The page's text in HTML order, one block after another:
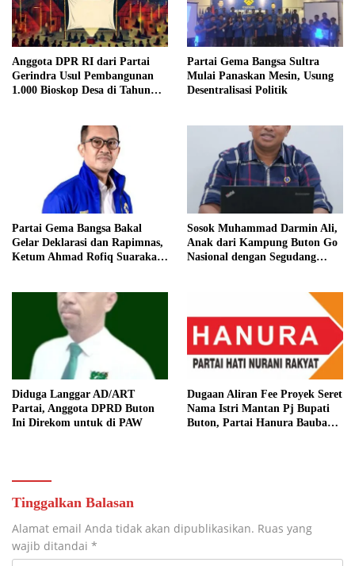
Anggota DPR RI dari Partai
Gerindra Usul Pembangunan
1.000 Bioskop Desa di Tahun
Partai Gema Bangsa Sultra
Mulai Panaskan Mesin, Usung
Desentralisasi Politik
Partai Gema Bangsa Bakal
Gelar Deklarasi dan Rapimnas,
Ketum Ahmad Rofiq Suarakan
Sosok Muhammad Darmin Ali,
Anak dari Kampung Buton Go
Nasional dengan Segudang
Diduga Langgar AD/ART
Partai, Anggota DPRD Buton
Ini Direkom untuk di PAW
Dugaan Aliran Fee Proyek Seret
Nama Istri Mantan Pj Bupati
Buton, Partai Hanura Baubau
Tinggalkan Balasan
Alamat email Anda tidak akan dipublikasikan. Ruas yang
wajib ditandai *